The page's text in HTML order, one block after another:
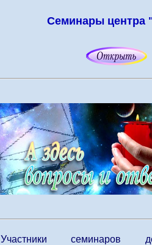
Семинары центра
Участники семинаров